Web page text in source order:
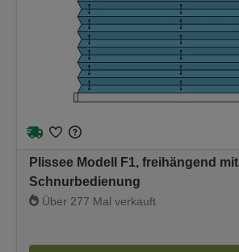
Plissee Modell F1, freihängend mit
Schnurbedienung
Über 277 Mal verkauft